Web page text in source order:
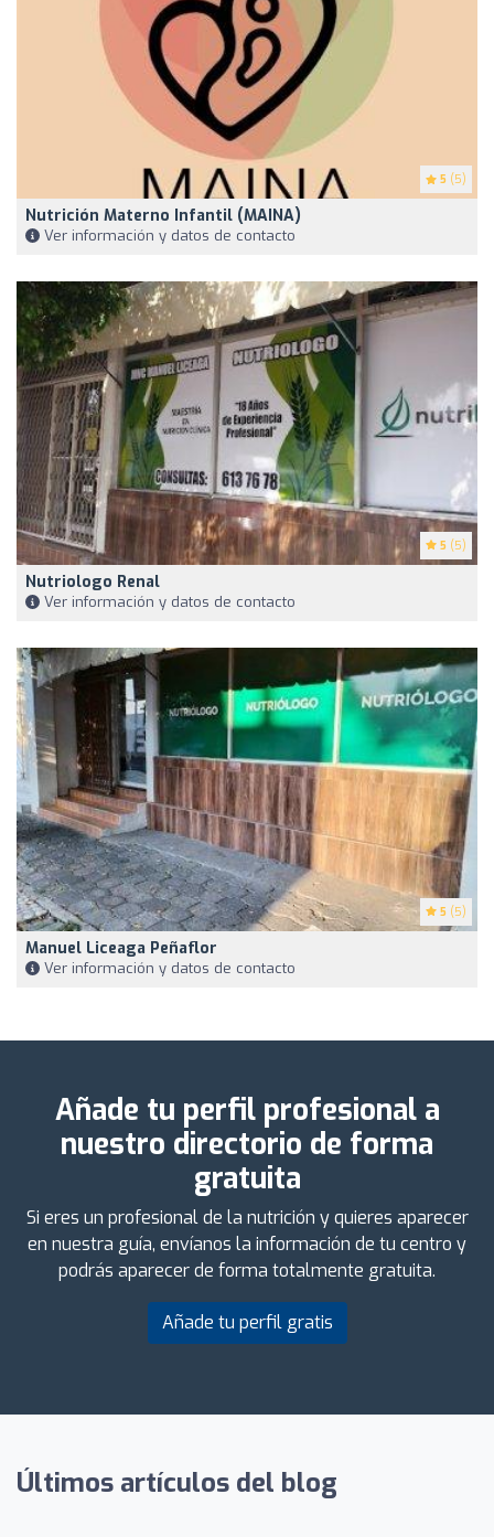
5 (5)
Nutrición Materno Infantil (MAINA)
Ver información y datos de contacto
5 (5)
Nutriologo Renal
Ver información y datos de contacto
5 (5)
Manuel Liceaga Peñaflor
Ver información y datos de contacto
Añade tu perfil profesional a
nuestro directorio de forma
gratuita
Si eres un profesional de la nutrición y quieres aparecer
en nuestra guía, envíanos la información de tu centro y
podrás aparecer de forma totalmente gratuita.
Añade tu perfil gratis
Últimos artículos del blog